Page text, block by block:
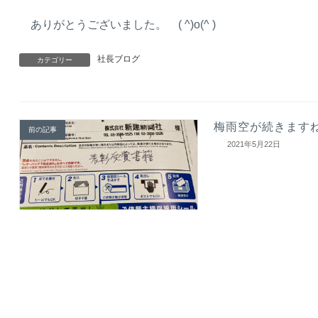
ありがとうございました。 ( ^)o(^ )
カテゴリー 社長ブログ
前の記事 梅雨空が続きます
2021年5月22日